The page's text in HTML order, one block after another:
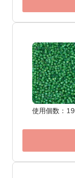
使用個数：19